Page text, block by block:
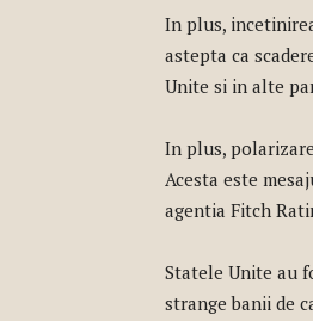
In plus,
astepta ca
Unite si in alte
In plus,
Acesta este
agentia Fitch
Statele Unite au
strange banii de